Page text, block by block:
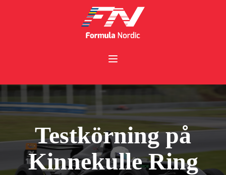
Testkörning på
Kinnekulle Ring